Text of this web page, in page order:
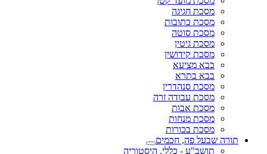
מסכת חגיגה
מסכת כתובות
מסכת סוטה
מסכת גיטין
מסכת קידושין
בבא מציעא
בבא בתרא
מסכת סנהדרין
מסכת עבודה זרה
מסכת אבות
מסכת מנחות
מסכת בכורות
תורה שבעל פה, חכמים
תושב"ע - כללי, היסטוריה